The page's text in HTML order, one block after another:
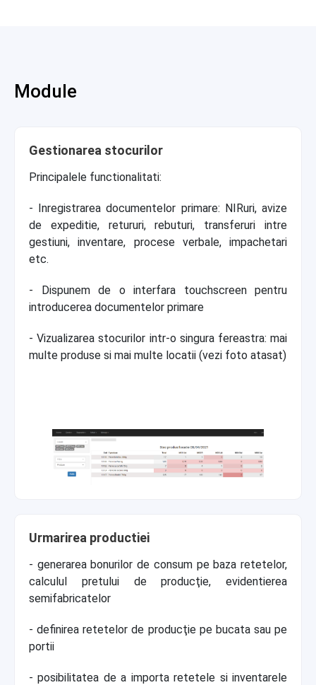
Module
Gestionarea stocurilor
Principalele functionalitati:
- Inregistrarea documentelor primare: NIRuri, avize
de expeditie, retururi, rebuturi, transferuri intre
gestiuni, inventare, procese verbale, impachetari
etc.
- Dispunem de o interfara touchscreen pentru
introducerea documentelor primare
- Vizualizarea stocurilor intr-o singura fereastra: mai
multe produse si mai multe locatii (vezi foto atasat)
Urmarirea productiei
- generarea bonurilor de consum pe baza retetelor,
calculul pretului de producţie, evidentierea
semifabricatelor
- definirea retetelor de producţie pe bucata sau pe
portii
- posibilitatea de a importa retetele si inventarele